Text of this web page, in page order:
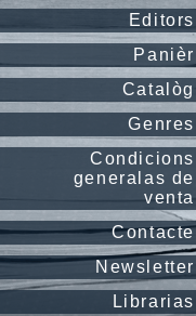
Editors
Panièr
Catalòg
Genres
Condicions
generalas de
venta
Contacte
Newsletter
Librarias